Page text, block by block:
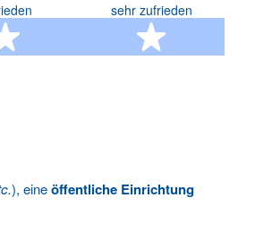
4 Sterne
sehr zufrieden
5 Sterne
), eineöffentliche Einrichtung